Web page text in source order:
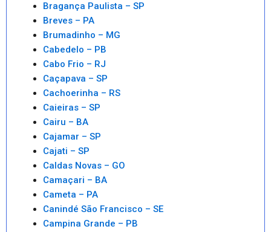
Bragança Paulista – SP
Breves – PA
Brumadinho – MG
Cabedelo – PB
Cabo Frio – RJ
Caçapava – SP
Cachoerinha – RS
Caieiras – SP
Cairu – BA
Cajamar – SP
Cajati – SP
Caldas Novas – GO
Camaçari – BA
Cameta – PA
Canindé São Francisco – SE
Campina Grande – PB